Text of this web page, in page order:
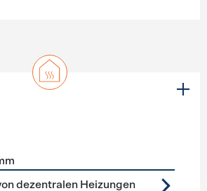
Heizung
dezentralen Heizungen